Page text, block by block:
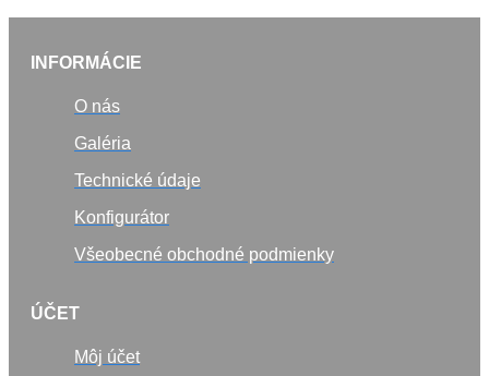
INFORMÁCIE
O nás
Galéria
Technické údaje
Konfigurátor
Všeobecné obchodné podmienky
ÚČET
Môj účet